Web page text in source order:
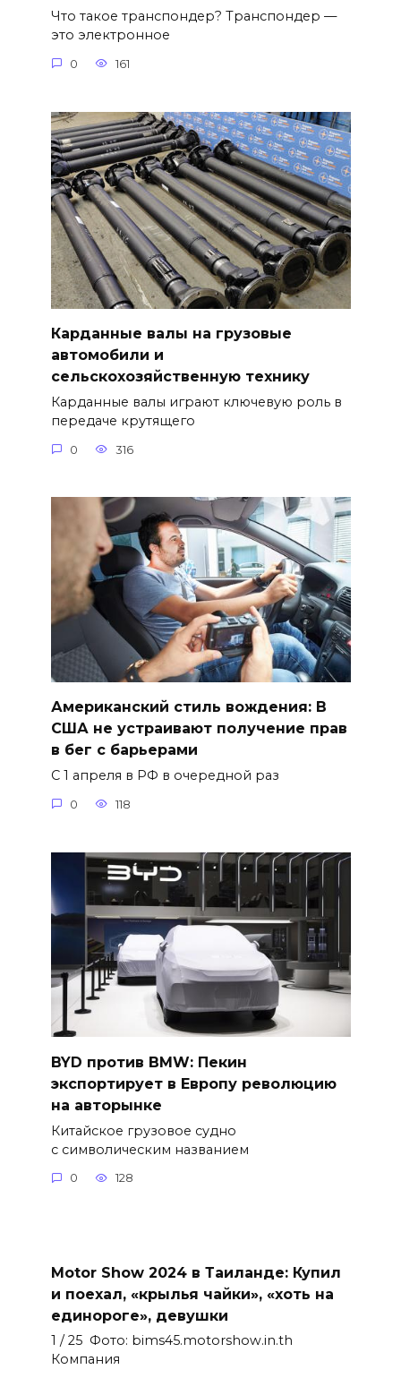
Что такое транспондер? Транспондер —
это электронное
0 161
Карданные валы на грузовые
автомобили и
сельскохозяйственную технику
Карданные валы играют ключевую роль в
передаче крутящего
0 316
Американский стиль вождения: В
США не устраивают получение прав
в бег с барьерами
С 1 апреля в РФ в очередной раз
0 118
BYD против BMW: Пекин
экспортирует в Европу революцию
на авторынке
Китайское грузовое судно
с символическим названием
0 128
Motor Show 2024 в Таиланде: Купил
и поехал, «крылья чайки», «хоть на
единороге», девушки
1 / 25 Фото: bims45.motorshow.in.th
Компания